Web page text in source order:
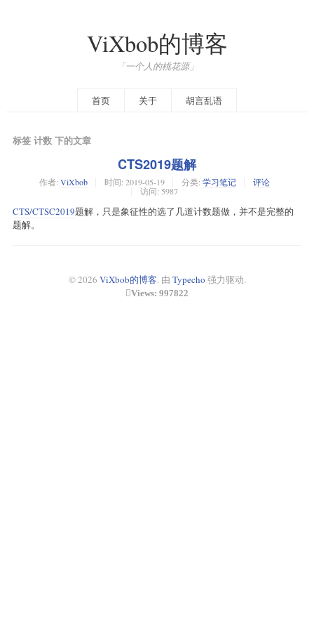
ViXbob的博客
「一个人的桃花源」
首页 关于 胡言乱语
标签 计数 下的文章
CTS2019题解
作者: ViXbob 时间: 2019-05-19 分类: 学习笔记
评论
访问: 5987
CTS/CTSC2019题解，只是象征性的选了几道计数题做，并不是完整的
题解。
© 2026 ViXbob的博客. 由 Typecho 强力驱动.
Views: 997822